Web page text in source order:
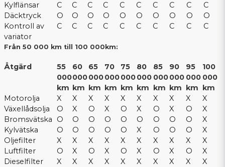
Kylflänsar
C C C C C C C C C
C
Däcktryck
O O O O O O O O O
O
Kontroll av
variator
C C C C C C C C C C
Från 50 000 km till 100 000km:
Åtgärd
55
000
km
60
000
km
65
000
km
70
000
km
75
000
km
80
000
km
85
000
km
90
000
km
95
000
km
100
000
km
Motorolja
X X X X X X X X X
X
Växellådsolja
O X O X O X O X O
X
Bromsvätska
O O O O O O O O O
X
Kylvätska
O O O O O X O O O
X
Oljefilter
X X X X X X X X X
X
Luftfilter
O X O X O X O X O
X
Dieselfilter
X X X X X X X X X
X